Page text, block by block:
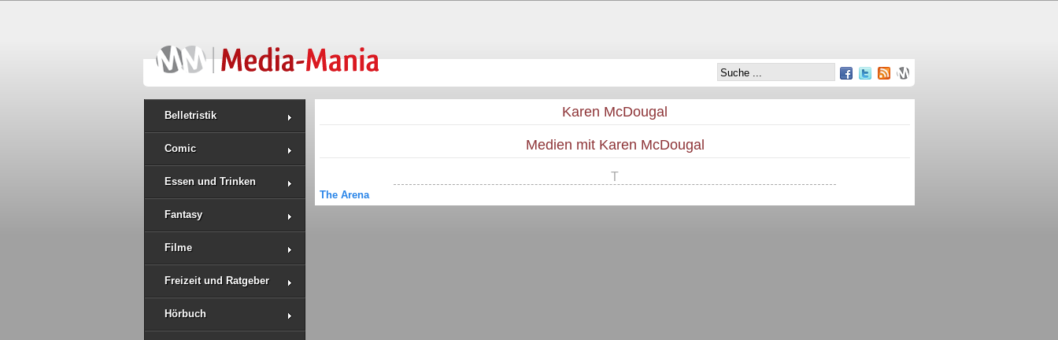
Belletristik
Comic
Essen und Trinken
Fantasy
Filme
Freizeit und Ratgeber
Hörbuch
Karen McDougal
Medien mit Karen McDougal
T
The Arena